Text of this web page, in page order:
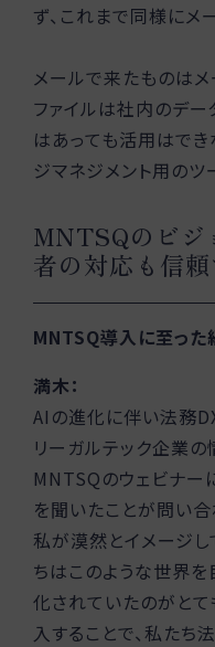
ず、これまで同様にメ
メールで来たものはメ
ファイルは社内のデー
はあっても活用はでき
ジマネジメント用のツ
MNTSQのビジ
者の対応も信
MNTSQ導入に至った
満木：
AIの進化に伴い法務
リーガルテック企業の
MNTSQのウェビナー
を聞いたことが問い合
私が漠然とイメージし
ちはこのような世界
化されていたのがと
入することで、私た